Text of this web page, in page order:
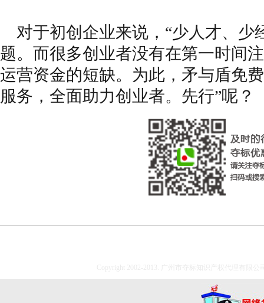
对于初创企业来说，“少人才、少
题。而很多创业者没有在第一时间
运营资金的短缺。为此，矛与盾免
服务，全面助力创业者。先行”呢？